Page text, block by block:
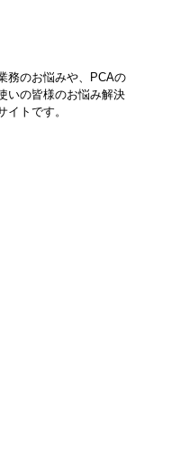
務のお悩みや、PCAの
いの皆様のお悩み解決
イトです。